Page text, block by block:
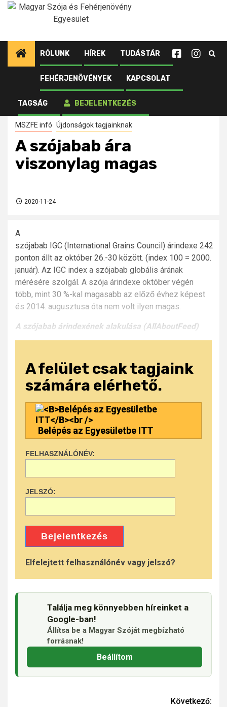
Ugrás
RÓLUNK HÍREK TUDÁSTÁR
FEHÉRJENÖVÉNYEK KAPCSOLAT
TAGSÁG BEJELENTKEZÉS
Kezdőlap
Újdonságok tagjainknak
MSZFE infó Újdonságok tagjainknak
A szójabab ára
viszonylag magas
2020-11-24
A
szójabab IGC (International Grains Council) árindexe 242
ponton állt az október 26.-30 között. (index 100 = 2000.
január). Az IGC index a szójabab globális árának
mérésére szolgál. A szója árindexe október végén
több, mint 30 %-kal magasabb az előző évhez képest
és 2014. augusztusa óta nem volt ilyen magas.
A szójabab árindexének alakulása (AllAboutFeed)
A felület csak tagjaink
számára elérhető.
Belépés az Egyesületbe ITT
FELHASZNÁLÓNÉV:
JELSZÓ:
Bejelentkezés
Elfelejtett felhasználónév vagy jelszó?
Találja meg könnyebben híreinket a
Google-ban!
Állítsa be a Magyar Szóját megbízható
forrásnak!
Beállítom
Következő: